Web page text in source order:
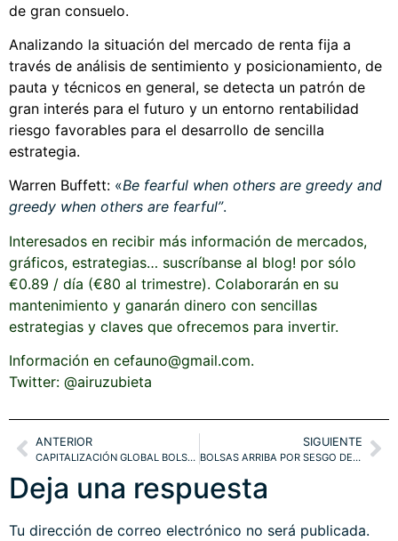
de gran consuelo.
Analizando la situación del mercado de renta fija a
través de análisis de sentimiento y posicionamiento, de
pauta y técnicos en general, se detecta un patrón de
gran interés para el futuro y un entorno rentabilidad
riesgo favorables para el desarrollo de sencilla
estrategia.
Warren Buffett: «Be fearful when others are greedy and
greedy when others are fearful”.
Interesados en recibir más información de mercados,
gráficos, estrategias… suscríbanse al blog! por sólo
€0.89 / día (€80 al trimestre). Colaborarán en su
mantenimiento y ganarán dinero con sencillas
estrategias y claves que ofrecemos para invertir.
Información en cefauno@gmail.com.
Twitter: @airuzubieta
ANTERIOR
CAPITALIZACIÓN GLOBAL BOLSA + DEUDA PIERDE +$20 BILLONES. ¿FIN DE FIESTA EN METALES?
SIGUIENTE
BOLSAS ARRIBA POR SESGO DE FIN DE MES. FOMC «SELL THE NEWS». DÓLAR, DAX, IBEX
Deja una respuesta
Tu dirección de correo electrónico no será publicada.